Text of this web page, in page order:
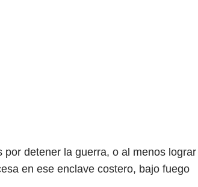
detener la guerra, o al menos lograr
en ese enclave costero, bajo fuego